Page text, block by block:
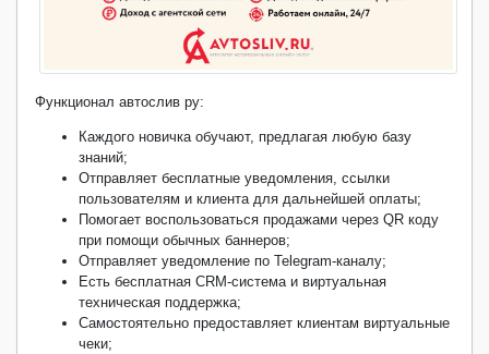
Функционал автослив ру:
Каждого новичка обучают, предлагая любую базу
знаний;
Отправляет бесплатные уведомления, ссылки
пользователям и клиента для дальнейшей оплаты;
Помогает воспользоваться продажами через QR коду
при помощи обычных баннеров;
Отправляет уведомление по Telegram-каналу;
Есть бесплатная CRM-система и виртуальная
техническая поддержка;
Самостоятельно предоставляет клиентам виртуальные
чеки;